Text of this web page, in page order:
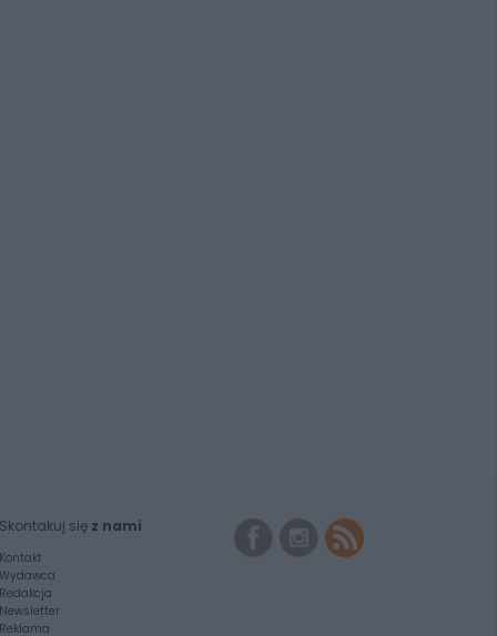
Skontakuj się z nami
Kontakt
Wydawca
Redakcja
Newsletter
Reklama